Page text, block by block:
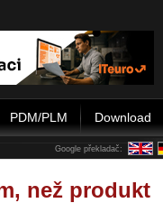
PDM/PLM Download
Google překladač:
než produkt